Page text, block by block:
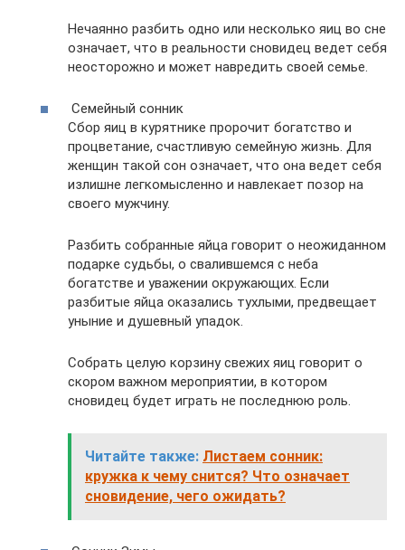
Нечаянно разбить одно или несколько яиц во сне
означает, что в реальности сновидец ведет себя
неосторожно и может навредить своей семье.
Семейный сонник
Сбор яиц в курятнике пророчит богатство и
процветание, счастливую семейную жизнь. Для
женщин такой сон означает, что она ведет себя
излишне легкомысленно и навлекает позор на
своего мужчину.
Разбить собранные яйца говорит о неожиданном
подарке судьбы, о свалившемся с неба
богатстве и уважении окружающих. Если
разбитые яйца оказались тухлыми, предвещает
уныние и душевный упадок.
Собрать целую корзину свежих яиц говорит о
скором важном мероприятии, в котором
сновидец будет играть не последнюю роль.
Читайте также: Листаем сонник:
кружка к чему снится? Что означает
сновидение, чего ожидать?